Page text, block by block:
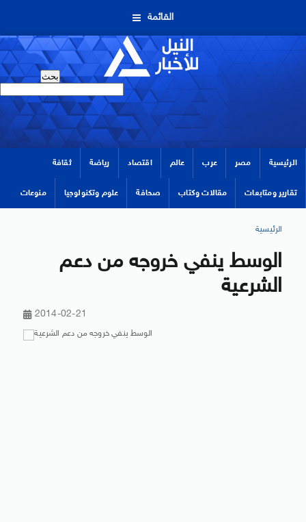
القائمة
الرئيسية مصر عرب عالم اقتصاد رياضة ثقافة
تقارير ومتابعات مقالات وكتاب صحافة علوم وتكنولوجيا منوعات
الرئيسية
الوسط ينفي خروجه من دعم
الشرعية
2014-02-21